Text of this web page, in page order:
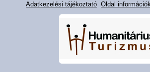
Adatkezelési tájékoztató Oldal